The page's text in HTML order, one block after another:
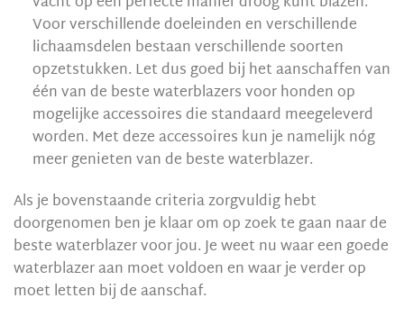
Voor verschillende doeleinden en verschillende
lichaamsdelen bestaan verschillende soorten
opzetstukken. Let dus goed bij het aanschaffen van
één van de beste waterblazers voor honden op
mogelijke accessoires die standaard meegeleverd
worden. Met deze accessoires kun je namelijk nóg
meer genieten van de beste waterblazer.
Als je bovenstaande criteria zorgvuldig hebt
doorgenomen ben je klaar om op zoek te gaan naar de
beste waterblazer voor jou. Je weet nu waar een goede
waterblazer aan moet voldoen en waar je verder op
moet letten bij de aanschaf.